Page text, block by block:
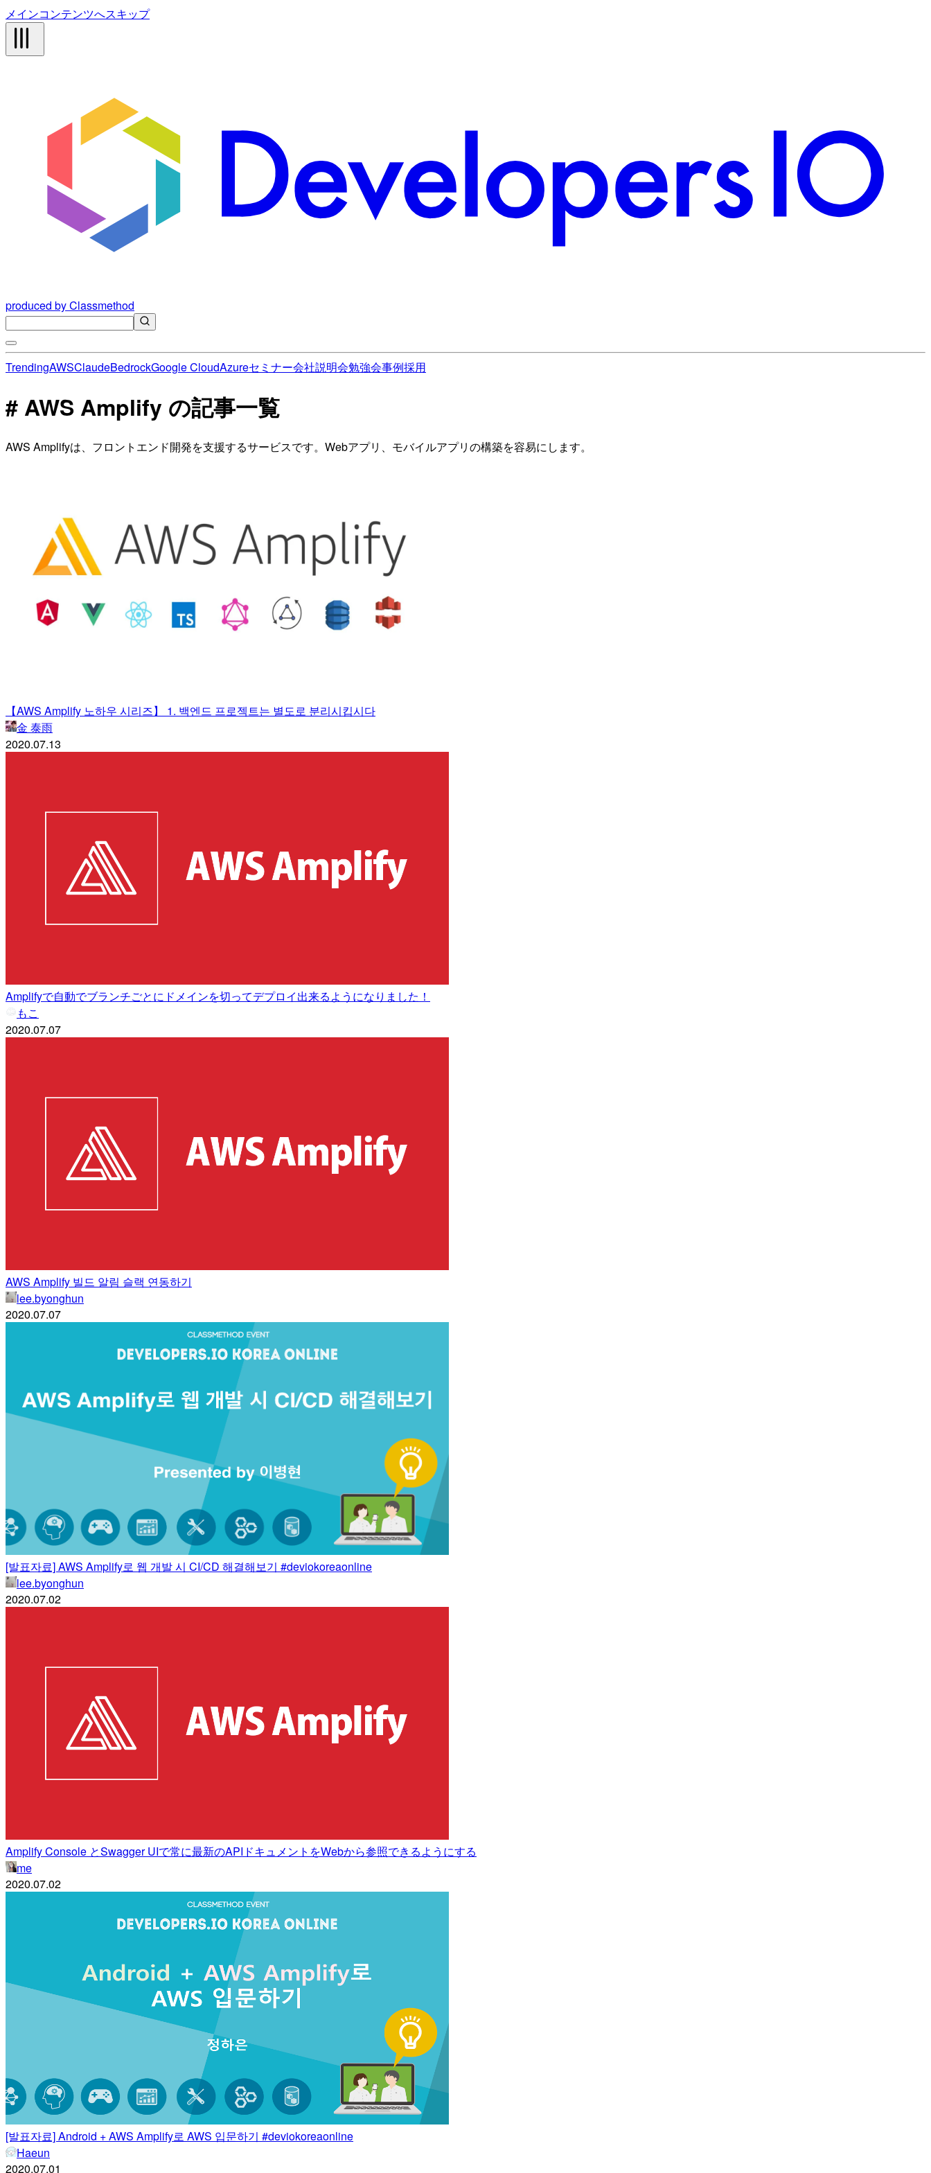
メインコンテンツへスキップ
produced by Classmethod
TrendingAWSClaudeBedrockGoogle CloudAzureセミナー会社説明会勉強会事例採用
# AWS Amplify の記事一覧
AWS Amplifyは、フロントエンド開発を支援するサービスです。Webアプリ、モバイルアプリの構築を容易にします。
【AWS Amplify 노하우 시리즈】 1. 백엔드 프로젝트는 별도로 분리시킵시다
金 泰雨
2020.07.13
Amplifyで自動でブランチごとにドメインを切ってデプロイ出来るようになりました！
もこ
2020.07.07
AWS Amplify 빌드 알림 슬랙 연동하기
lee.byonghun
2020.07.07
[발표자료] AWS Amplify로 웹 개발 시 CI/CD 해결해보기 #deviokoreaonline
lee.byonghun
2020.07.02
Amplify Console とSwagger UIで常に最新のAPIドキュメントをWebから参照できるようにする
me
2020.07.02
[발표자료] Android + AWS Amplify로 AWS 입문하기 #deviokoreaonline
Haeun
2020.07.01